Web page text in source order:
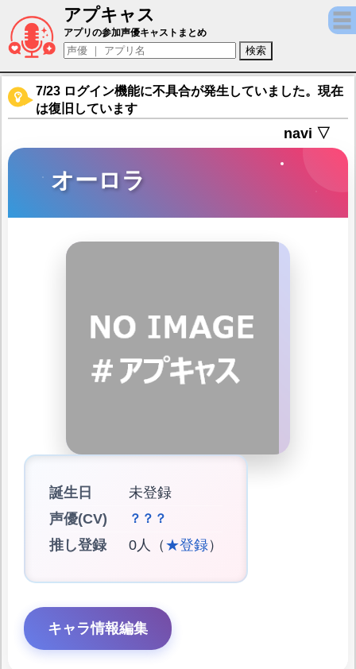
アプキャス
オーロラ（声優：？？？)【チェリーテイル
アプリの参加声優キャストまとめ
7/23 ログイン機能に不具合が発生していました。現在
は復旧しています
navi ▽
オーロラ
誕生日
未登録
声優(CV)
？？？
推し登録 0人（ ★登録）
キャラ情報編集